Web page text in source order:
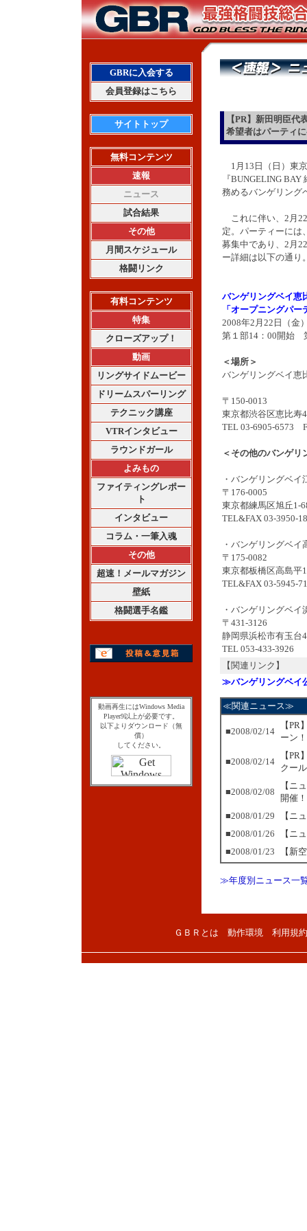
GBRに入会する
会員登録はこちら
サイトトップ
無料コンテンツ
速報
ニュース
試合結果
その他
月間スケジュール
格闘リンク
有料コンテンツ
特集
クローズアップ！
動画
リングサイドムービー
ドリームスパーリング
テクニック講座
VTRインタビュー
ラウンドガール
よみもの
ファイティングレポー
ト
インタビュー
コラム・一筆入魂
その他
超速！メールマガジン
壁紙
格闘選手名鑑
動画再生にはWindows Media
Player9以上が必要です。
以下よりダウンロード（無
償）
してください。
【PR】新田明臣
希望者はパーティ
1月13日（日）東
『BUNGELING
務めるバンゲリング
これに伴い、2月
定。パーティーには
募集中であり、2月
ー詳細は以下の通り
バンゲリングベイ恵
「オープニングパー
2008年2月22日（金
第１部14：00開始
＜場所＞
バンゲリングベイ恵
〒150-0013
東京都渋谷区恵比寿
TEL 03-6905-6573
＜その他のバンゲリ
・バンゲリングベイ
〒176-0005
東京都練馬区旭丘1-
TEL&FAX 03-3950-
・バンゲリングベイ
〒175-0082
東京都板橋区高島平
TEL&FAX 03-5945-
・バンゲリングベイ
〒431-3126
静岡県浜松市有玉台
TEL 053-433-3926
【関連リンク】
≫バンゲリングベイ
≪関連ニュース≫
■2008/02/14
【
ーン！
■2008/02/14
【
クー
■2008/02/08
【ニ
開催
■2008/01/29
【ニ
■2008/01/26
【ニ
■2008/01/23
【新
≫年度別ニュース一
ＧＢＲとは 動作環境 利用規約